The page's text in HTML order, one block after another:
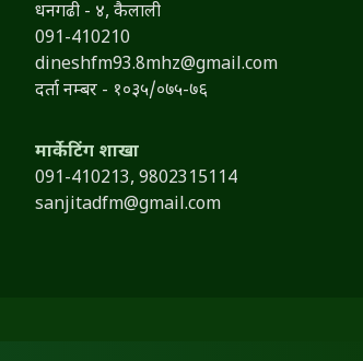
धनगढी - ४, कैलाली
091-410210
dineshfm93.8mhz@gmail.com
दर्ता नम्बर - १०३५/०७५-७६
मार्केटिंग शाखा
091-410213,9802315114
sanjitadfm@gmail.com